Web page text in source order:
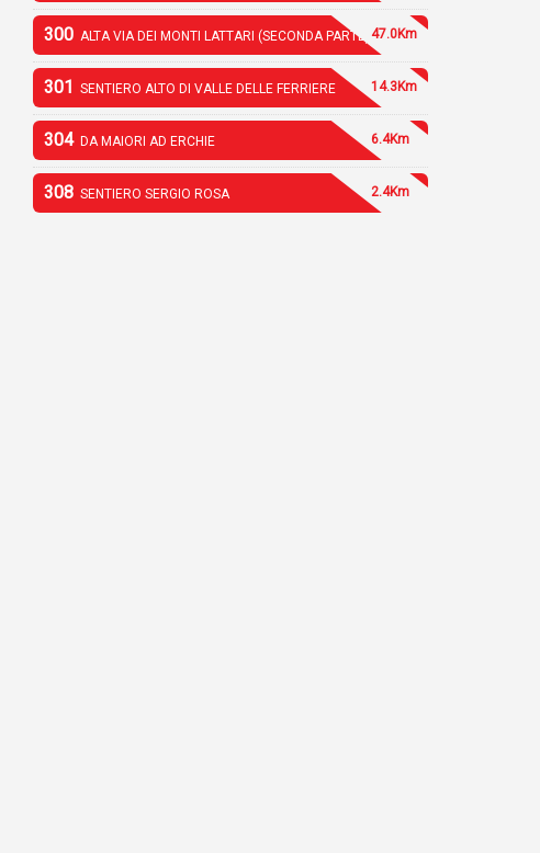
300 ALTA VIA DEI MONTI LATTARI (SECONDA PARTE) 47.0Km
301 SENTIERO ALTO DI VALLE DELLE FERRIERE 14.3Km
304 DA MAIORI AD ERCHIE 6.4Km
308 SENTIERO SERGIO ROSA 2.4Km